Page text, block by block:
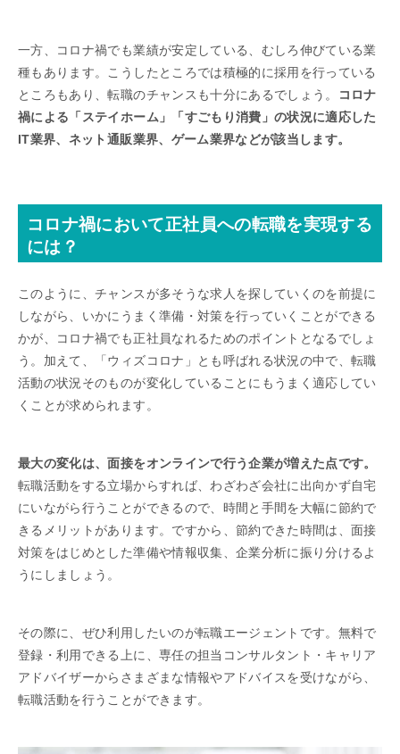
一方、コロナ禍でも業績が安定している、むしろ伸びている業
種もあります。こうしたところでは積極的に採用を行っている
ところもあり、転職のチャンスも十分にあるでしょう。
コロナ
禍による「ステイホーム」「すごもり消費」の状況に適応した
IT業界、ネット通販業界、ゲーム業界などが該当します。
コロナ禍において正社員への転職を実現する
には？
このように、チャンスが多そうな求人を探していくのを前提に
しながら、いかにうまく準備・対策を行っていくことができる
かが、コロナ禍でも正社員なれるためのポイントとなるでしょ
う。加えて、「ウィズコロナ」とも呼ばれる状況の中で、転職
活動の状況そのものが変化していることにもうまく適応してい
くことが求められます。
最大の変化は、面接をオンラインで行う企業が増えた点です。
転職活動をする立場からすれば、わざわざ会社に出向かず自宅
にいながら行うことができるので、時間と手間を大幅に節約で
きるメリットがあります。ですから、節約できた時間は、面接
対策をはじめとした準備や情報収集、企業分析に振り分けるよ
うにしましょう。
その際に、ぜひ利用したいのが転職エージェントです。無料で
登録・利用できる上に、専任の担当コンサルタント・キャリア
アドバイザーからさまざまな情報やアドバイスを受けながら、
転職活動を行うことができます。